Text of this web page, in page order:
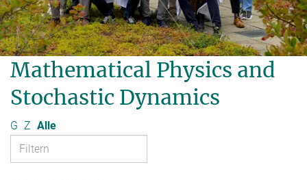
Mathematical Physics and
Stochastic Dynamics
G Z Alle